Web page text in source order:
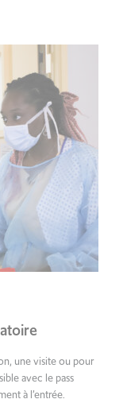
une visite ou pour
avec le pass
à l’entrée.